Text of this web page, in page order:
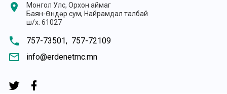
location_on
Монгол Улс, Орхон аймаг
Баян-Өндөр сум, Найрамдал талбай
ш/х: 61027
phone 757-73501, 757-72109
mail_outline info@erdenetmc.mn